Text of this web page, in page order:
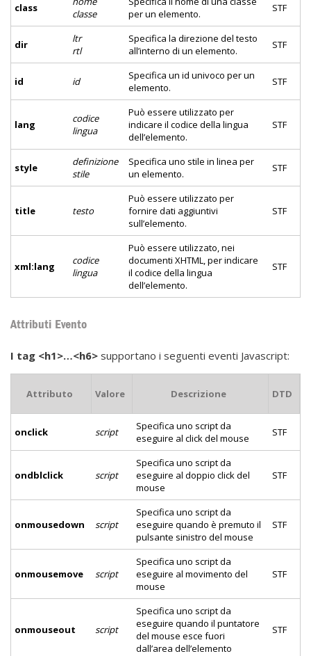
class
classe
per un elemento.
STF
dir
ltr
rtl
Specifica la direzione del testo
all’interno di un elemento.
STF
id id
Specifica un id univoco per un
elemento.
STF
lang
codice
lingua
Può essere utilizzato per
indicare il codice della lingua
dell’elemento.
STF
style
definizione
stile
Specifica uno stile in linea per
un elemento.
STF
title testo
Può essere utilizzato per
fornire dati aggiuntivi
sull’elemento.
STF
xml:lang
codice
lingua
Può essere utilizzato, nei
documenti XHTML, per indicare
il codice della lingua
dell’elemento.
STF
Attributi Evento
I tag <h1>…<h6> supportano i seguenti eventi Javascript:
Attributo Valore Descrizione DTD
onclick script
Specifica uno script da
eseguire al click del mouse
STF
ondblclick script
Specifica uno script da
eseguire al doppio click del
mouse
STF
onmousedown script
Specifica uno script da
eseguire quando è premuto il
pulsante sinistro del mouse
STF
onmousemove script
Specifica uno script da
eseguire al movimento del
mouse
STF
onmouseout script
Specifica uno script da
eseguire quando il puntatore
del mouse esce fuori
dall’area dell’elemento
STF